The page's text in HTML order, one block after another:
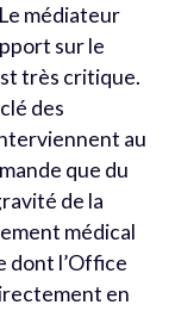
médiateur
sur le
très critique.
des
au
que du
de la
médical
dont l’Office
en